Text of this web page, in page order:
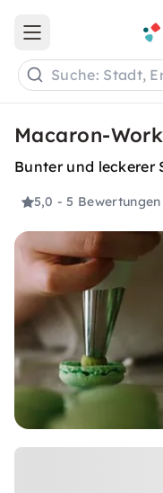
Open main menu
Suche: Stadt,
Macaron-
Bunter und leckerer
5,0 - 5 Bewertungen